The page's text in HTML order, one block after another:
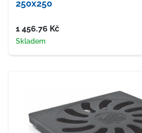
250x250
Cena
1 456.76 Kč
Dostupnost
Skladem